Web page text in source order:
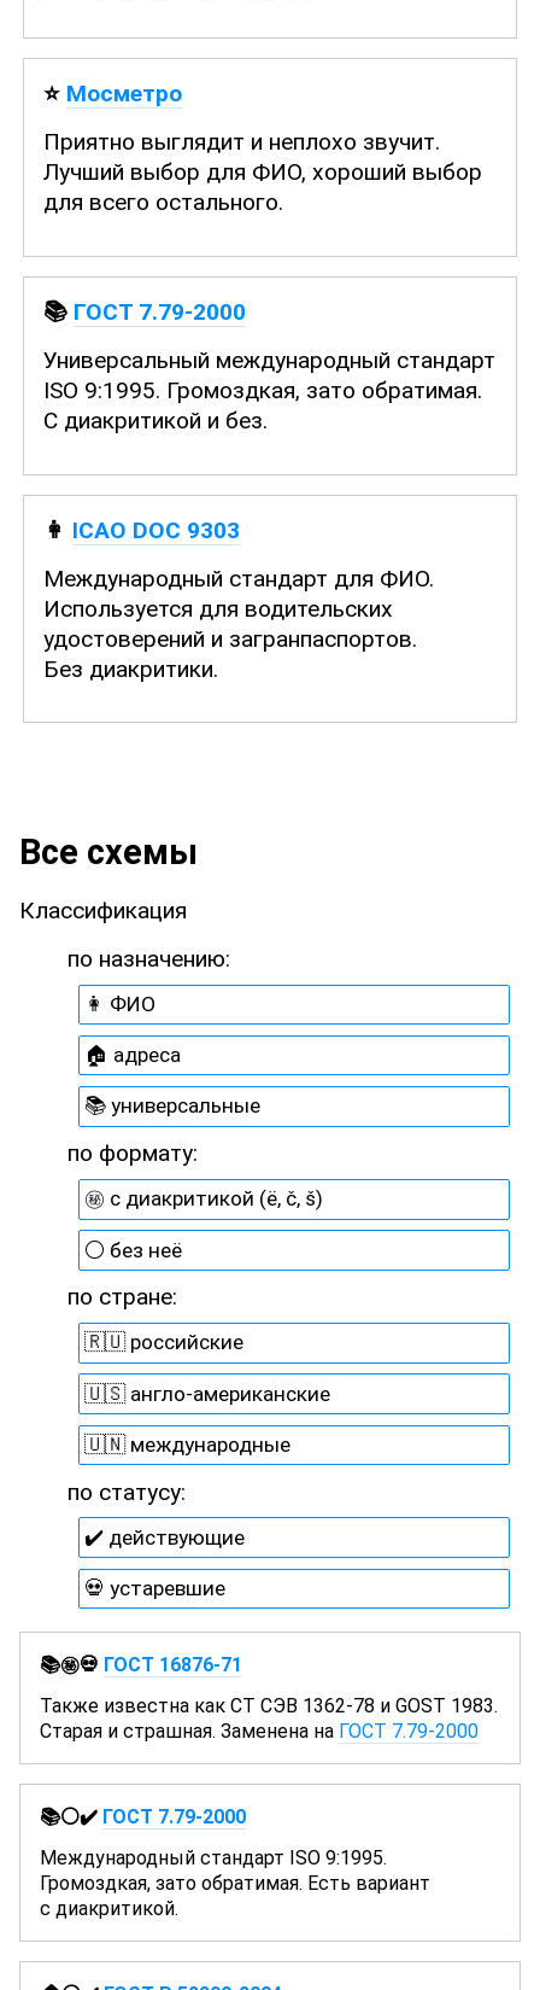
⭐ Мосметро
Приятно выглядит и неплохо звучит.
Лучший выбор для ФИО, хороший выбор
для всего остального.
📚 ГОСТ 7.79-2000
Универсальный международный стандарт
ISO 9:1995. Громоздкая, зато обратимая.
С диакритикой и без.
👩 ICAO DOC 9303
Международный стандарт для ФИО.
Используется для водительских
удостоверений и загранпаспортов.
Без диакритики.
Все схемы
Классификация
по назначению:
👩 ФИО
🏠 адреса
📚 универсальные
по формату:
㊙️ с диакритикой (ё, č, š)
⚪ без неё
по стране:
🇷🇺 российские
🇺🇸 англо-американские
🇺🇳 международные
по статусу:
✔️ действующие
💀 устаревшие
📚㊙️💀 ГОСТ 16876-71
Также известна как СТ СЭВ 1362-78 и GOST 1983.
Старая и страшная. Заменена на ГОСТ 7.79-2000
📚⚪✔️ ГОСТ 7.79-2000
Международный стандарт ISO 9:1995.
Громоздкая, зато обратимая. Есть вариант
с диакритикой.